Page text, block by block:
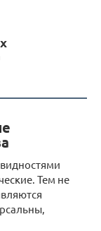
Тем не